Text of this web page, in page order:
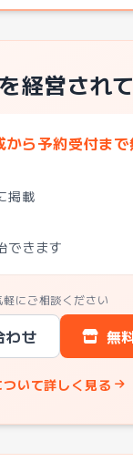
経営され
から予約受付ま
掲載
できます
軽にご相談ください
わせ 無
いて詳しく見る